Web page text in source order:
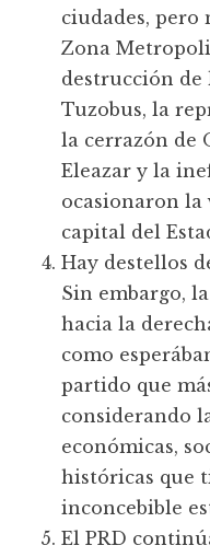
ciudades, pero
Zona
destrucción de
Tuzobus, la
la cerrazón de
Eleazar y la
ocasionaron la
capital del
Hay destellos
Sin embargo,
hacia la
como
partido que
considerando
económicas,
históricas que
inconcebible
El PRD